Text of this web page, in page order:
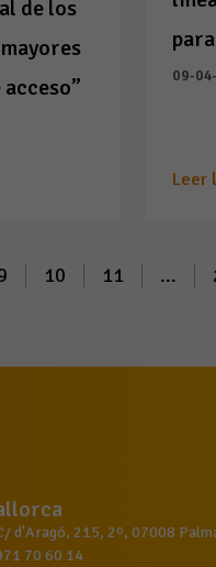
de los
09-
Leer
10 11 ...
d'Aragó, 215, 2º, 07008
70 60 14